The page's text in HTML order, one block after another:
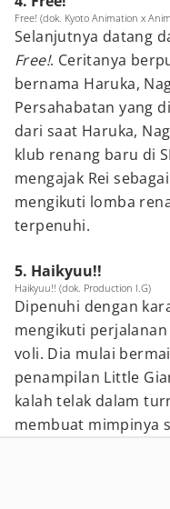
Free! (dok. Kyoto Animation x
Selanjutnya datang
Free!. Ceritanya
bernama Haruka,
Persahabatan yang
dari saat Haruka,
klub renang baru di
mengajak Rei
mengikuti lomba
terpenuhi.
5. Haikyuu!!
Haikyuu!! (dok. Production I.G)
Dipenuhi dengan
mengikuti
voli. Dia mulai
penampilan Little
kalah telak dalam
membuat mimpinya